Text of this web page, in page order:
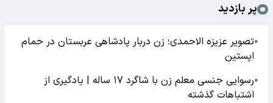
پر بازدید
●تصویر عزیزه الاحمدی؛ زن دربار پادشاهی عربستان در حمام
اپستین
●
رسوایی جنسی معلم زن با شاگرد ۱۷ ساله | یادگیری از
اشتباهات گذشته